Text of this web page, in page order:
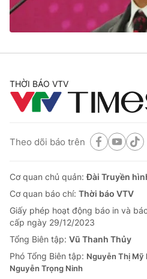
THỜI BÁO VTV
Theo dõi báo trên
Cơ quan chủ quản:Đài Truyền
Cơ quan báo chí: Thời báo VTV
Giấy phép hoạt động báo in và
cấp ngày 29/12/2023
Tổng Biên tập: Vũ Thanh Thủy
Phó Tổng Biên tập: Nguyễn Thị Mỹ
Nguyễn Trọng Ninh